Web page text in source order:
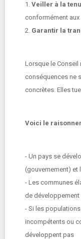
1. Veiller à la
conformément
2. Garantir la
Lorsque le
conséquences ne
concrètes. Elles
Voici le
- Un pays se
(gouvernement) et
- Les communes
de
- Si les
incompétents ou
développent pas